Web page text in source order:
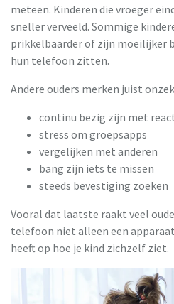
meteen. Kinderen die vroeger
sneller verveeld. Sommige
prikkelbaarder of zijn moeilijker
hun telefoon zitten.
Andere ouders merken juist
continu bezig zijn met
stress om groepsapps
vergelijken met anderen
bang zijn iets te missen
steeds bevestiging zoeken
Vooral dat laatste raakt veel
telefoon niet alleen een
heeft op hoe je kind zichzelf ziet.